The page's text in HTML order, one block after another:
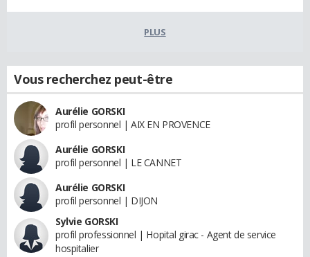
PLUS
Vous recherchez peut-être
Aurélie GORSKI
profil personnel | AIX EN PROVENCE
Aurélie GORSKI
profil personnel | LE CANNET
Aurélie GORSKI
profil personnel | DIJON
Sylvie GORSKI
profil professionnel | Hopital girac - Agent de service
hospitalier